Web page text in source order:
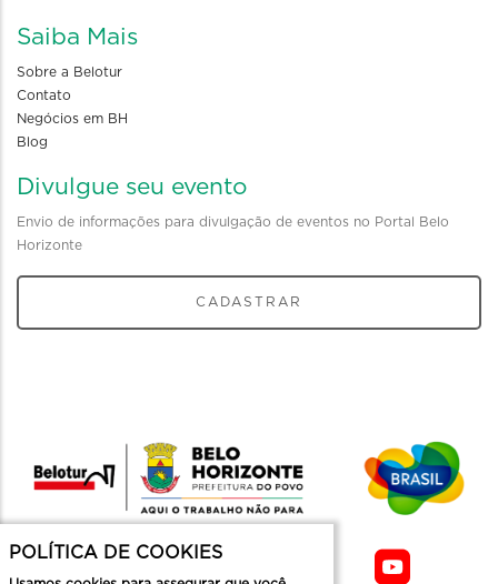
Saiba Mais
Sobre a Belotur
Contato
Negócios em BH
Blog
Divulgue seu evento
Envio de informações para divulgação de eventos no Portal Belo
Horizonte
CADASTRAR
POLÍTICA DE COOKIES